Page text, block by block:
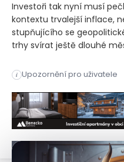
Investoři tak nyní musí
kontextu trvalejší inflace,
stupňujícího se
trhy svírat ještě dlouhé
i Upozornění pro uživatele
Americká ropa WTI i